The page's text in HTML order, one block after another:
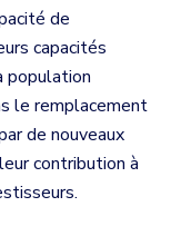
de
capacités
population
le remplacement
de nouveaux
contribution à